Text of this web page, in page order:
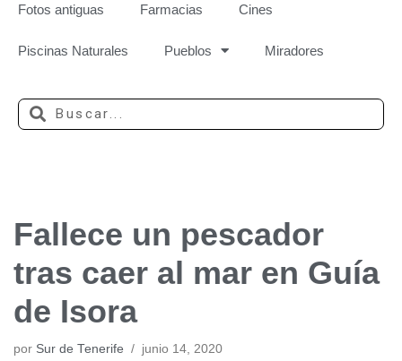
Fotos antiguas Farmacias Cines
Piscinas Naturales Pueblos Miradores
Fallece un pescador
tras caer al mar en Guía
de Isora
por Sur de Tenerife junio 14, 2020